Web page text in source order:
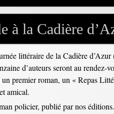
à la Cadière
littéraire de la Cadière
d’auteurs seront au rendez-
premier roman, un « Repas
amical.
policier, publié par nos